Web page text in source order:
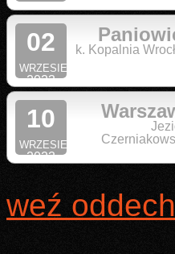
02
WRZESIEŃ
2023
k. Kopalnia
10
WRZESIEŃ
2023
weź oddech